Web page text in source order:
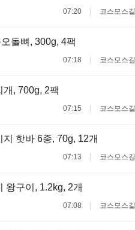
07:20 코스모스길
돌뼈, 300g, 4팩
07:18 코스모스길
, 700g, 2팩
07:15 코스모스길
핫바 6종, 70g, 12개
07:13 코스모스길
왕구이, 1.2kg, 2개
07:08 코스모스길